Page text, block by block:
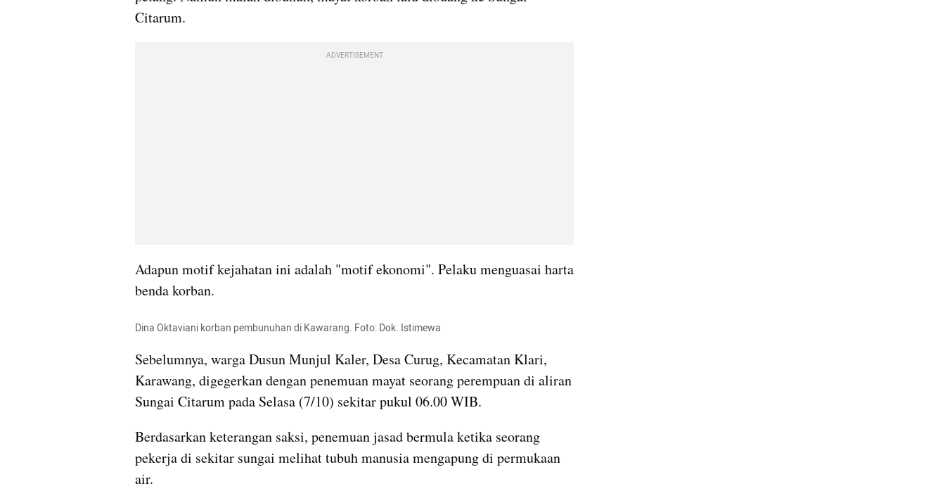
Citarum.
ADVERTISEMENT
Adapun motif kejahatan ini adalah "motif ekonomi". Pelaku menguasai harta
benda korban.
Dina Oktaviani korban pembunuhan di Kawarang. Foto: Dok. Istimewa
Sebelumnya, warga Dusun Munjul Kaler, Desa Curug, Kecamatan Klari,
Karawang, digegerkan dengan penemuan mayat seorang perempuan di aliran
Sungai Citarum pada Selasa (7/10) sekitar pukul 06.00 WIB.
Berdasarkan keterangan saksi, penemuan jasad bermula ketika seorang
pekerja di sekitar sungai melihat tubuh manusia mengapung di permukaan
air.